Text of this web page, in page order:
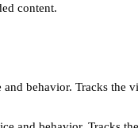
content.
behavior. Tracks the